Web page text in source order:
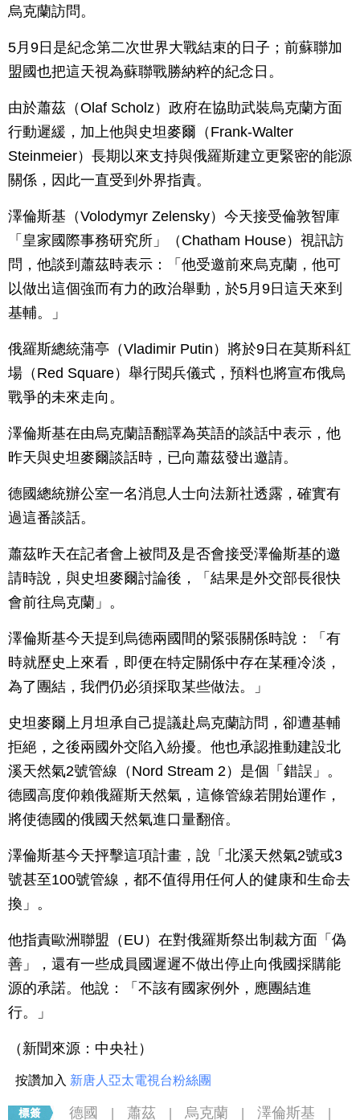
烏克蘭訪問。
5月9日是紀念第二次世界大戰結束的日子；前蘇聯加
盟國也把這天視為蘇聯戰勝納粹的紀念日。
由於蕭茲（Olaf Scholz）政府在協助武裝烏克蘭方面
行動遲緩，加上他與史坦麥爾（Frank-Walter
Steinmeier）長期以來支持與俄羅斯建立更緊密的能源
關係，因此一直受到外界指責。
澤倫斯基（Volodymyr Zelensky）今天接受倫敦智庫
「皇家國際事務研究所」（Chatham House）視訊訪
問，他談到蕭茲時表示：「他受邀前來烏克蘭，他可
以做出這個強而有力的政治舉動，於5月9日這天來到
基輔。」
俄羅斯總統蒲亭（Vladimir Putin）將於9日在莫斯科紅
場（Red Square）舉行閱兵儀式，預料也將宣布俄烏
戰爭的未來走向。
澤倫斯基在由烏克蘭語翻譯為英語的談話中表示，他
昨天與史坦麥爾談話時，已向蕭茲發出邀請。
德國總統辦公室一名消息人士向法新社透露，確實有
過這番談話。
蕭茲昨天在記者會上被問及是否會接受澤倫斯基的邀
請時說，與史坦麥爾討論後，「結果是外交部長很快
會前往烏克蘭」。
澤倫斯基今天提到烏德兩國間的緊張關係時說：「有
時就歷史上來看，即便在特定關係中存在某種冷淡，
為了團結，我們仍必須採取某些做法。」
史坦麥爾上月坦承自己提議赴烏克蘭訪問，卻遭基輔
拒絕，之後兩國外交陷入紛擾。他也承認推動建設北
溪天然氣2號管線（Nord Stream 2）是個「錯誤」。
德國高度仰賴俄羅斯天然氣，這條管線若開始運作，
將使德國的俄國天然氣進口量翻倍。
澤倫斯基今天抨擊這項計畫，說「北溪天然氣2號或3
號甚至100號管線，都不值得用任何人的健康和生命去
換」。
他指責歐洲聯盟（EU）在對俄羅斯祭出制裁方面「偽
善」，還有一些成員國遲遲不做出停止向俄國採購能
源的承諾。他說：「不該有國家例外，應團結進
行。」
（新聞來源：中央社）
按讚加入 新唐人亞太電視台粉絲團
德國 蕭茲 烏克蘭 澤倫斯基